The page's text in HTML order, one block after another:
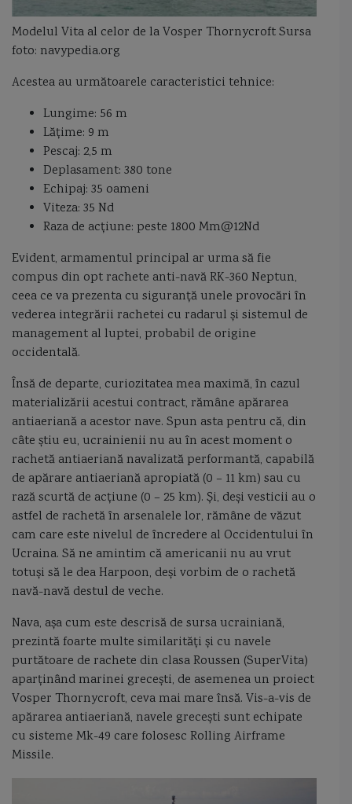
nava pentru cercetări maritime şi scafandri Grigore Antipa
Naval Group nave la dunare
nave purtatoare de rachete
navele Proiect 12700 Alexandrit
Nicolae Gonta nod Operatiunea 60000
operatiuni de dragaj operaţiuni de minare Osa I Pantsir M
panzarul moldovenesc Pasager pasagerul Regele Carol I Paul Allen
pavilioane pavilion Lima pavilion Quebec paza de coastă
pirati de Dunare portavionul Kusnetzov portul Constanta
Primul Razboi Mondial Principesa Maria program de inarmare
program romanesc de dotare cu corvete programe de inarmare
proiect 21631 proiect 22160 proiect 22800 puitor de mine
puitorul de mine 274 balescu puitorul regele carol I racheta anti-nava
racheta anti-nava Neptun randa
razboiul din Crimeea razboiul Iran Irak Razboiul Rece
reguli de navigatie relevment remorcherul Perseus
remorcherul Vanjosul revolta de pe Potemkin Rolls-Royce
Romania Royal Navy Rusia S-400 Triumf sabord
Modelul Vita al celor de la Vosper Thornycroft Sursa
foto: navypedia.org
Acestea au următoarele caracteristici tehnice:
Lungime: 56 m
Lățime: 9 m
Pescaj: 2,5 m
Deplasament: 380 tone
Echipaj: 35 oameni
Viteza: 35 Nd
Raza de acțiune: peste 1800 Mm@12Nd
Evident, armamentul principal ar urma să fie
compus din opt rachete anti-navă RK-360 Neptun,
ceea ce va prezenta cu siguranță unele provocări în
vederea integrării rachetei cu radarul și sistemul de
management al luptei, probabil de origine
occidentală.
Însă de departe, curiozitatea mea maximă, în cazul
materializării acestui contract, rămâne apărarea
antiaeriană a acestor nave. Spun asta pentru că, din
câte știu eu, ucrainienii nu au în acest moment o
rachetă antiaeriană navalizată performantă, capabilă
de apărare antiaeriană apropiată (0 – 11 km) sau cu
rază scurtă de acțiune (0 – 25 km). Și, deși vesticii au o
astfel de rachetă în arsenalele lor, rămâne de văzut
cam care este nivelul de încredere al Occidentului în
Ucraina. Să ne amintim că americanii nu au vrut
totuși să le dea Harpoon, deși vorbim de o rachetă
navă-navă destul de veche.
Nava, așa cum este descrisă de sursa ucrainiană,
prezintă foarte multe similarități și cu navele
purtătoare de rachete din clasa Roussen (SuperVita)
aparținând marinei grecești, de asemenea un proiect
Vosper Thornycroft, ceva mai mare însă. Vis-a-vis de
apărarea antiaeriană, navele grecești sunt echipate
cu sisteme Mk-49 care folosesc Rolling Airframe
Missile.